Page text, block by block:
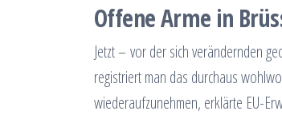
Offene Arme in
Jetzt – vor der sich verändernden
registriert man das durchaus
wiederaufzunehmen, erklärte EU-